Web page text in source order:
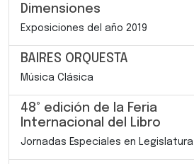
Dimensiones
Exposiciones del año 2019
BAIRES ORQUESTA
Música Clásica
48° edición de la Feria
Internacional del Libro
Jornadas Especiales en Legislatura